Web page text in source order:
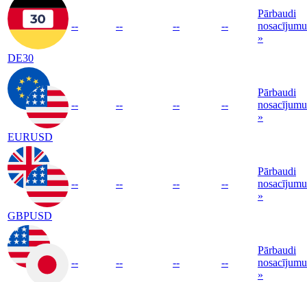
DE30
-- -- -- --
Pārbaudi
»
EURUSD
-- -- -- --
Pārbaudi
»
GBPUSD
-- -- -- --
Pārbaudi
»
-- -- -- --
Pārbaudi
»